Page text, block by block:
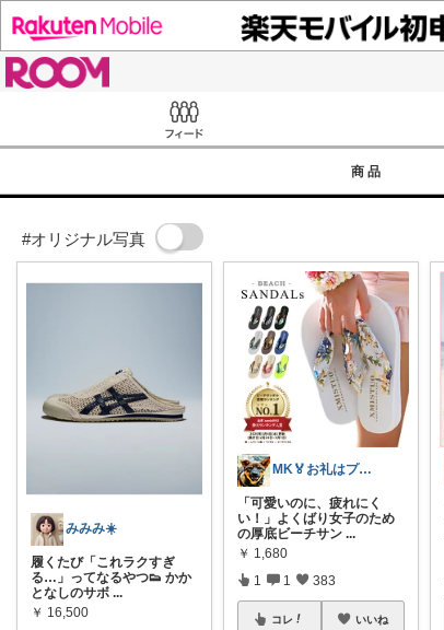
商品
#オリジナル写真
みみみ☀️
履くたび「これラクすぎ
る…」ってなるやつ👟 かか
となしのサボ ...
￥ 16,500
MK🏅お礼はプロフで
「可愛いのに、疲れにく
い！」よくばり女子のため
の厚底ビーチサン ...
￥ 1,680
1 1 383
コレ いいね